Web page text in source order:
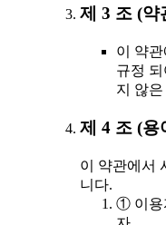
제 3 조 (약
이 약
규정
지 않
제 4 조 (용
이 약관에서
니다.
① 이용